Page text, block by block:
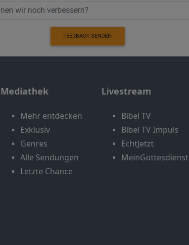
FEEDBACK SENDEN
Mediathek
Mehr entdecken
Exklusiv
Genres
Alle Sendungen
Letzte Chance
Livestream
Bibel TV
Bibel TV Impuls
EchtJetzt
MeinGottesdienst